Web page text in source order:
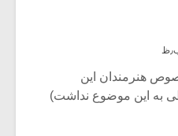
هنرمندان این
به این موضوع نداشت)